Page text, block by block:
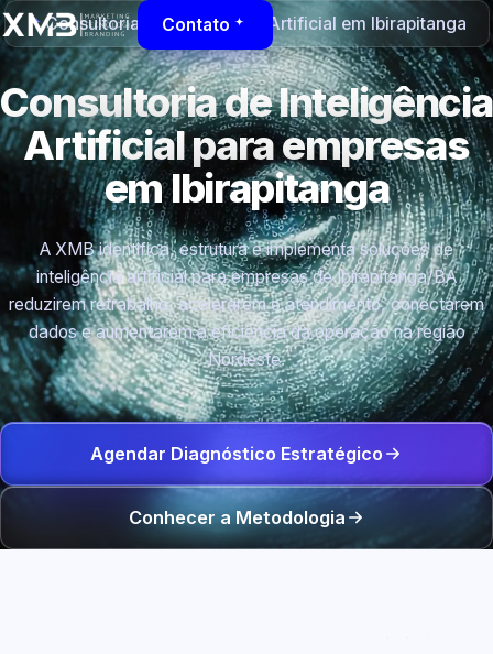
Contato
Consultoria de Inteligência Artificial em Ibirapitanga
Consultoria de Inteligência
Artificial para empresas
em Ibirapitanga
A XMB identifica, estrutura e implementa soluções de
inteligência artificial para empresas de Ibirapitanga/BA
reduzirem retrabalho, acelerarem o atendimento, conectarem
dados e aumentarem a eficiência da operação na região
Nordeste.
Agendar Diagnóstico Estratégico
Conhecer a Metodologia